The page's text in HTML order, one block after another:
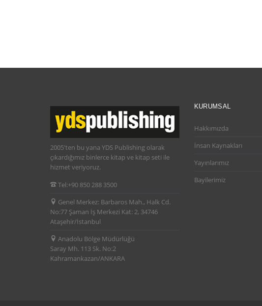
2005'ten bu yana YDS Publishing olarak
çıkardığımız binlerce kitap ve kitap seti ile
hizmet veriyoruz.
Tel:+90 850 288 3500
Genel Merkez: Barbaros Mah., Halk Cd.
No:77 Şaman İş Merkezi Kat: 2, 34746
Ataşehir/İstanbul
Anadolu Bölge Müdürlüğü
Saray Mh. 113 Sk. No:2
Kahramankazan/ANKARA
KURUMSAL
Hakkımızda
İnsan Kaynakları
Yayınlarımız
Bayilerimiz